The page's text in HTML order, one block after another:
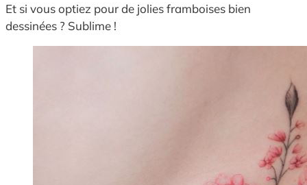
Et si vous optiez pour de jolies framboises bien
dessinées ? Sublime !